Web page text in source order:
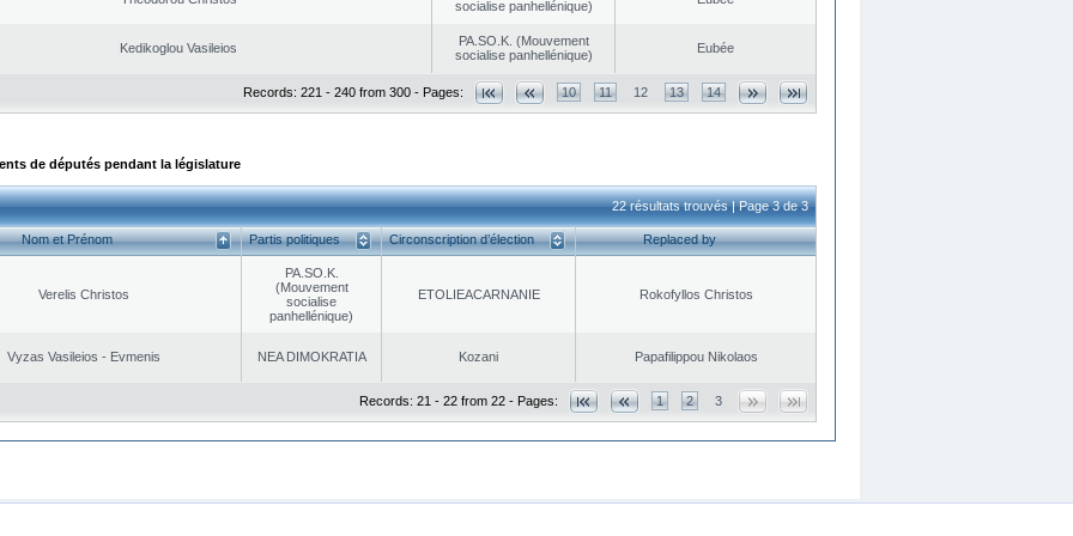
socialise panhellénique)
Kedikoglou Vasileios
PA.SO.K. (Mouvement
socialise panhellénique)
Eubée
Records: 221 - 240 from 300 - Pages: 10 11 12 13 14
de députés pendant la législature
22 résultats trouvés | Page 3 de 3
Nom et Prénom Partis politiques Circonscription d’élection Replaced by
Verelis Christos
PA.SO.K.
(Mouvement
socialise
panhellénique)
EΤOLIEACARNANIE Rokofyllos Christos
Vyzas Vasileios - Evmenis NEA DΙMOKRATIA Kozani Papafilippou Nikolaos
Records: 21 - 22 from 22 - Pages: 1 2 3